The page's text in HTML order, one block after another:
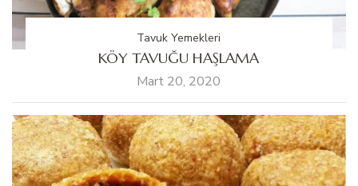
Tavuk Yemekleri
KÖY TAVUĞU HAŞLAMA
Mart 20, 2020